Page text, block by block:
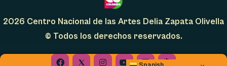
2026 Centro Nacional de las Artes Delia Zapata Olivella
© Todos los derechos reservados.
Facebook Instagram
YoutubeLinkedin